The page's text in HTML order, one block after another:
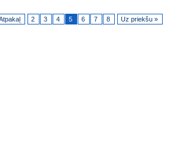
2 3 4 5 6 7 8 Uz priekšu »